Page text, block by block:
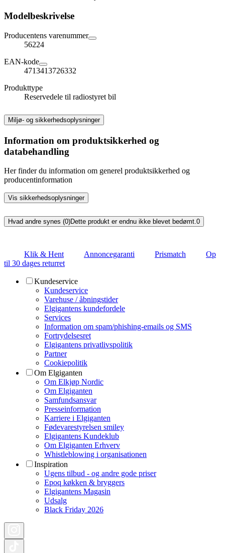
Modelbeskrivelse
Producentens varenummer
56224
EAN-kode
4713413726332
Produkttype
Reservedele til radiostyret bil
Miljø- og sikkerhedsoplysninger
Information om produktsikkerhed og
databehandling
Her finder du information om generel produktsikkerhed og
producentinformation
Vis sikkerhedsoplysninger
Hvad andre synes (0)Dette produkt er endnu ikke blevet bedømt.0
Klik & Hent Annoncegaranti Prismatch
Op
til 30 dages returret
Kundeservice
Kundeservice
Varehuse / åbningstider
Elgigantens kundefordele
Services
Information om spam/phishing-emails og SMS
Fortrydelsesret
Elgigantens privatlivspolitik
Partner
Cookiepolitik
Om Elgiganten
Om Elkjøp Nordic
Om Elgiganten
Samfundsansvar
Presseinformation
Karriere i Elgiganten
Fødevarestyrelsen smiley
Elgigantens Kundeklub
Om Elgiganten Erhverv
Whistleblowing i organisationen
Inspiration
Ugens tilbud - og andre gode priser
Epoq køkken & bryggers
Elgigantens Magasin
Udsalg
Black Friday 2026